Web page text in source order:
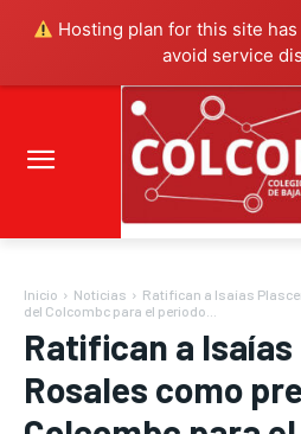
Hosting plan for this site
avoid service
Inicio Noticias
Ratifican a Isaías
del Colcombc para el periodo...
Ratifican a
Rosales como